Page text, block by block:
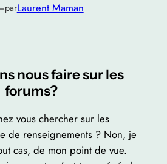
parLaurent Maman
nous faire sur les
forums?
vous chercher sur les
de renseignements ? Non, je
cas, de mon point de vue.